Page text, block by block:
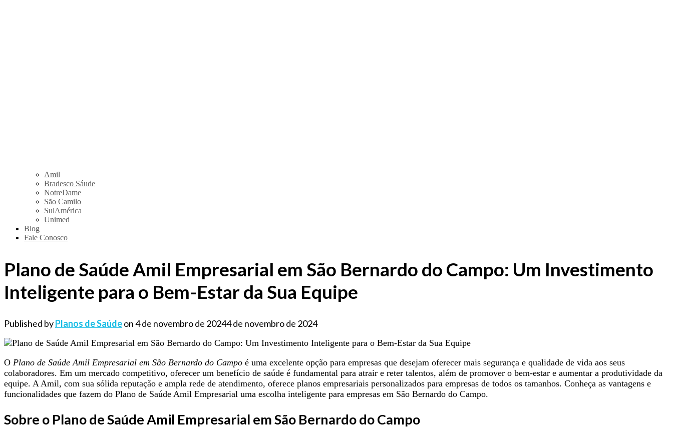
Amil
Bradesco Sáude
NotreDame
São Camilo
SulAmérica
Unimed
Blog
Fale Conosco
Plano de Saúde Amil Empresarial em São Bernardo do Campo: Um Investimento
Inteligente para o Bem-Estar da Sua Equipe
Published byPlanos de Saúdeon4 de novembro de 20244 de novembro de 2024
O Plano de Saúde Amil Empresarial em São Bernardo do Campo é uma excelente opção para empresas que desejam oferecer mais segurança e qualidade de vida aos seus
colaboradores. Em um mercado competitivo, oferecer um benefício de saúde é fundamental para atrair e reter talentos, além de promover o bem-estar e aumentar a produtividade da
equipe. A Amil, com sua sólida reputação e ampla rede de atendimento, oferece planos empresariais personalizados para empresas de todos os tamanhos. Conheça as vantagens e
funcionalidades que fazem do Plano de Saúde Amil Empresarial uma escolha inteligente para empresas em São Bernardo do Campo.
Sobre o Plano de Saúde Amil Empresarial em São Bernardo do Campo